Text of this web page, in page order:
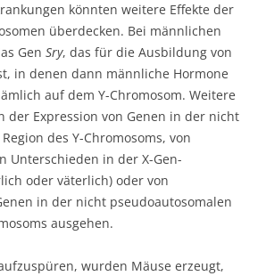
könnten weitere Effekte der
überdecken. Bei männlichen
Gen Sry, das für die Ausbildung von
in denen dann männliche Hormone
auf dem Y-Chromosom. Weitere
der Expression von Genen in der nicht
des Y-Chromosoms, von
Unterschieden in der X-Gen-
oder väterlich) oder von
in der nicht pseudoautosomalen
ausgehen.
wurden Mäuse erzeugt,